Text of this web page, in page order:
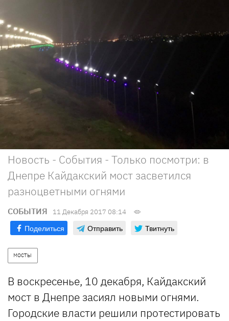
Новость - События - Только посмотри: в
Днепре Кайдакский мост засветился
разноцветными огнями
СОБЫТИЯ 11 Декабря 2017 08:14
Поделиться Отправить Твитнуть
МОСТЫ
В воскресенье, 10 декабря, Кайдакский
мост в Днепре засиял новыми огнями.
Городские власти решили протестировать